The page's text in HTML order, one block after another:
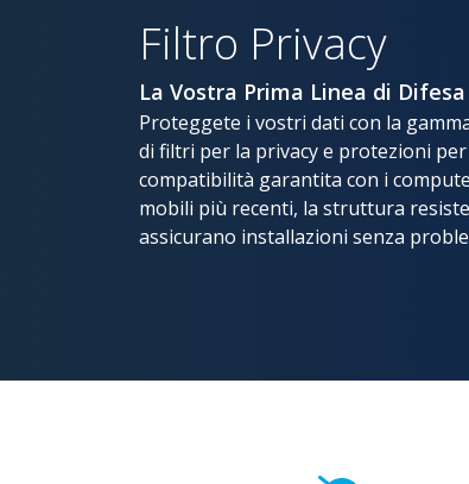
Filtro Privacy
La Vostra Prima Linea di Difesa
Proteggete i vostri dati con la
di filtri per la privacy e protezioni per
compatibilità garantita con i
mobili più recenti, la struttura
assicurano installazioni senza